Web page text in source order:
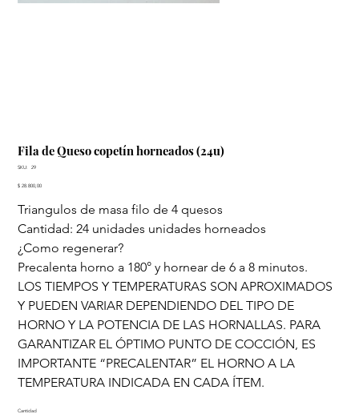
Fila de Queso copetín horneados (24u)
SKU:
SKU
29
Precio
$ 28.800,00
Triangulos de masa filo de 4 quesos
Cantidad: 24 unidades unidades horneados
¿Como regenerar?
Precalenta horno a 180° y hornear de 6 a 8 minutos.
LOS TIEMPOS Y TEMPERATURAS SON APROXIMADOS
Y PUEDEN VARIAR DEPENDIENDO DEL TIPO DE
HORNO Y LA POTENCIA DE LAS HORNALLAS. PARA
GARANTIZAR EL ÓPTIMO PUNTO DE COCCIÓN, ES
IMPORTANTE “PRECALENTAR” EL HORNO A LA
TEMPERATURA INDICADA EN CADA ÍTEM.
Cantidad